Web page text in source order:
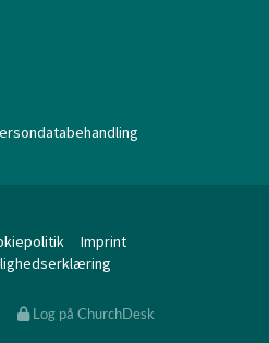
Imprint
Log på ChurchDesk